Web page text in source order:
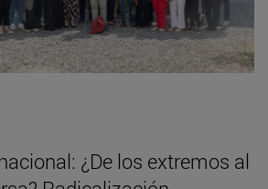
¿De los extremos al